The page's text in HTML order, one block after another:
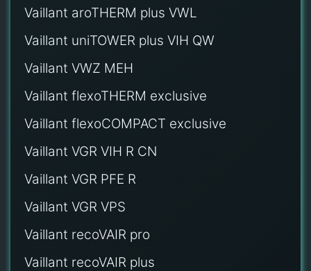
Vaillant aroTHERM plus VWL
Vaillant uniTOWER plus VIH QW
Vaillant VWZ MEH
Vaillant flexoTHERM exclusive
Vaillant flexoCOMPACT exclusive
Vaillant VGR VIH R CN
Vaillant VGR PFE R
Vaillant VGR VPS
Vaillant recoVAIR pro
Vaillant recoVAIR plus